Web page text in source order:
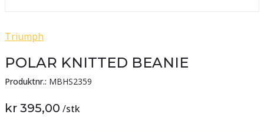
Triumph
POLAR KNITTED BEANIE
Produktnr.: MBHS2359
kr 395,00 /stk